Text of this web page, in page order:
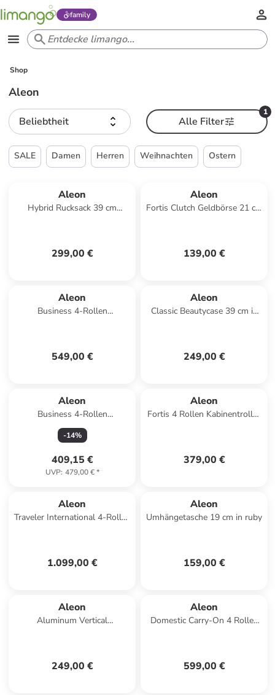
family
Shop
Aleon
Beliebtheit
1
Alle Filter
SALE Damen Herren Weihnachten Ostern
Aleon
Hybrid Rucksack 39 cm
299,00 €
Aleon
Fortis Clutch Geldbörse 21 cm
139,00 €
Aleon
Business 4-Rollen
549,00 €
Aleon
Classic Beautycase 39 cm in
249,00 €
Aleon
Business 4-Rollen
Businesstrolley 42 cm
Laptopfach in sapphire
-14%
409,15 €
UVP: 479,00 €*
Aleon
Fortis 4 Rollen Kabinentrolley
379,00 €
Aleon
Traveler International 4-Rollen
1.099,00 €
Aleon
Umhängetasche 19 cm in ruby
159,00 €
Aleon
Aluminum Vertical
249,00 €
Aleon
Domestic Carry-On 4 Rollen
599,00 €